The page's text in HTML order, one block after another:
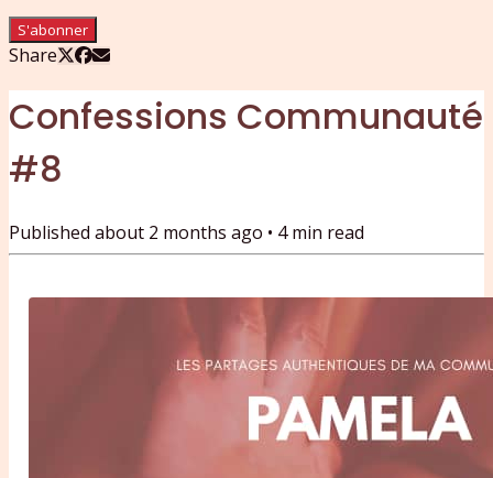
S'abonner
Share
Confessions Communauté
#8
Published about 2 months ago • 4min read